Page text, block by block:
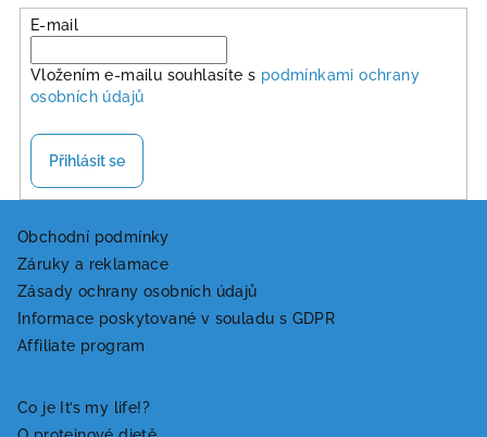
E-mail
Vložením e-mailu souhlasíte s podmínkami ochrany
osobních údajů
Přihlásit se
Obchodní podmínky
Záruky a reklamace
Zásady ochrany osobních údajů
Informace poskytované v souladu s GDPR
Affiliate program
Co je It’s my life!?